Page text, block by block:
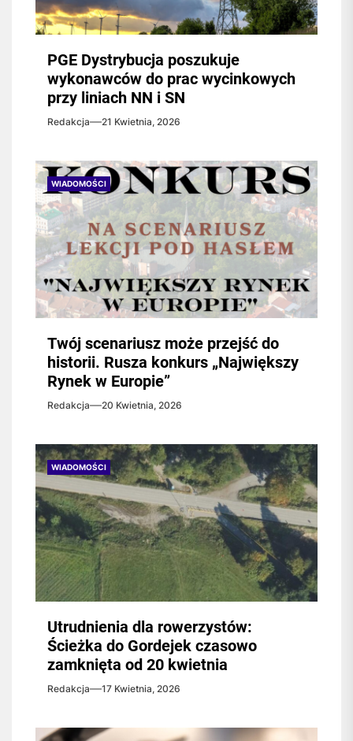
PGE Dystrybucja poszukuje
wykonawców do prac wycinkowych
przy liniach NN i SN
Redakcja 21 Kwietnia, 2026
WIADOMOŚCI
Twój scenariusz może przejść do
historii. Rusza konkurs „Największy
Rynek w Europie”
Redakcja 20 Kwietnia, 2026
WIADOMOŚCI
Utrudnienia dla rowerzystów:
Ścieżka do Gordejek czasowo
zamknięta od 20 kwietnia
Redakcja 17 Kwietnia, 2026